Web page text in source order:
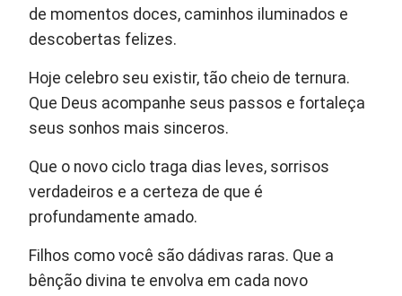
de momentos doces, caminhos iluminados e
descobertas felizes.
Hoje celebro seu existir, tão cheio de ternura.
Que Deus acompanhe seus passos e fortaleça
seus sonhos mais sinceros.
Que o novo ciclo traga dias leves, sorrisos
verdadeiros e a certeza de que é
profundamente amado.
Filhos como você são dádivas raras. Que a
bênção divina te envolva em cada novo